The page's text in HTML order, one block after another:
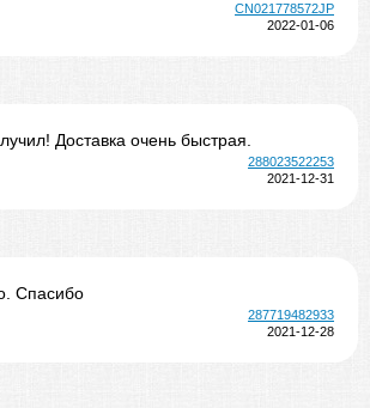
CN021778572JP
2022-01-06
Доставка очень быстрая.
288023522253
2021-12-31
Спасибо
287719482933
2021-12-28